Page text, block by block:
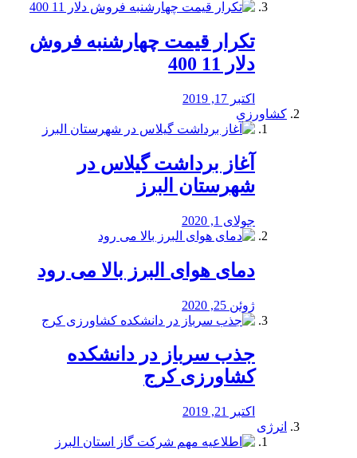
تکرار قیمت چهارشنبه فروش
دلار 11 400
اکتبر 17, 2019
کشاورزی
آغاز برداشت گیلاس در
شهرستان البرز
جولای 1, 2020
دمای هوای البرز بالا می رود
ژوئن 25, 2020
جذب سرباز در دانشکده
کشاورزی کرج
اکتبر 21, 2019
انرژی